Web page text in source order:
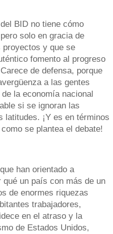
BID no tiene cómo
solo en gracia de
proyectos y que se
fomento al progreso
de defensa, porque
a las gentes
la economía nacional
si se ignoran las
latitudes. ¡Y es en términos
se plantea el debate!
han orientado a
un país con más de un
de enormes riquezas
trabajadores,
en el atraso y la
de Estados Unidos,